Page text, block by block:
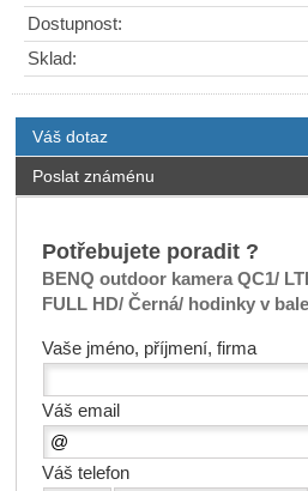
Dostupnost:
Sklad:
Váš dotaz
Poslat známénu
Potřebujete poradit ?
BENQ outdoor kamera QC1/
FULL HD/ Černá/ hodinky v
Vaše jméno, příjmení, firma
Váš email
Váš telefon